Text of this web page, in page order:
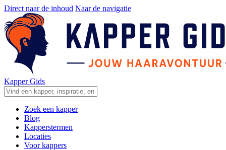
Direct naar de inhoud Naar de navigatie
Kapper Gids
Zoek een kapper
Blog
Kapperstermen
Locaties
Voor kappers